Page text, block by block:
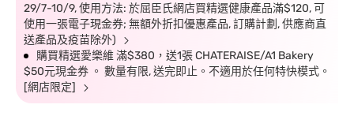
29/7-10/9, 使用方法: 於屈臣氏網店買精選健康產品滿$120, 可
使用一張電子現金券; 無額外折扣優惠產品, 訂購計劃, 供應商直
送產品及疫苗除外)
購買精選愛樂維 滿$380，送1張 CHATERAISE/A1 Bakery
$50元現金券 。 數量有限, 送完即止。不適用於任何特快模式。
[網店限定]